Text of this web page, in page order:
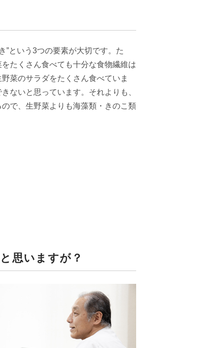
”という3つの要素が大切です。た
たくさん食べても十分な食物繊維は
菜のサラダをたくさん食べていま
ないと思っています。それよりも、
で、生野菜よりも海藻類・きのこ類
思いますが？